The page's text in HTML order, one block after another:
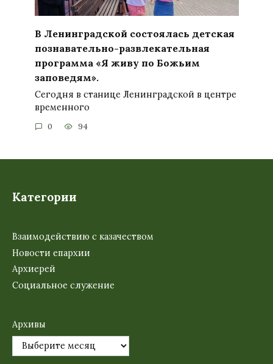
В Ленинградской состоялась детская
познавательно-развлекательная
программа «Я живу по Божьим
заповедям».
Сегодня в станице Ленинградской в центре
временного
0 94
Категории
Взаимодействию с казачеством
Новости епархии
Архиерей
Социальное служение
Архивы